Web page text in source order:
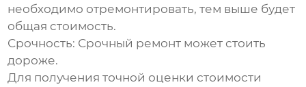
необходимо отремонтировать, тем выше будет
общая стоимость.
Срочность: Срочный ремонт может стоить
дороже.
Для получения точной оценки стоимости